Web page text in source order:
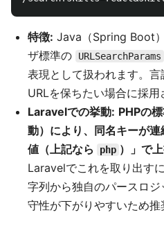
特徴: Java（Spring Boot
ザ標準の
URLSearchParams
表現として扱われます。
URLを保ちたい場合に採用
Laravelでの挙動: PHPの
動）により、同名キーが
値（上記なら
php ）」で
Laravelでこれを取り出す
字列から独自のパースロ
守性が下がりやすいため推